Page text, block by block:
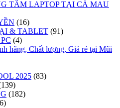
TÂM LAPTOP TẠI CÀ MAU
(16)
& TABLET (91)
(4)
hãng, Chất lượng, Giá rẻ tại Mũi
2025 (83)
(182)